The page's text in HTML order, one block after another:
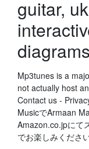
guitar,
Mp3tunes is a
not actually host
Contact us -
MusicでArmaan
Amazon.co.jpにて
でお楽しみください